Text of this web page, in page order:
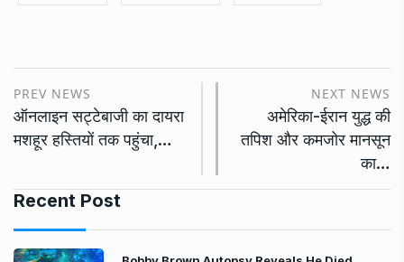
PREV NEWS
ऑनलाइन सट्टेबाजी का दायरा
मशहूर हस्तियों तक पहुंचा,…
NEXT NEWS
अमेरिका-ईरान युद्ध की
तपिश और कमजोर मानसून
का…
Recent Post